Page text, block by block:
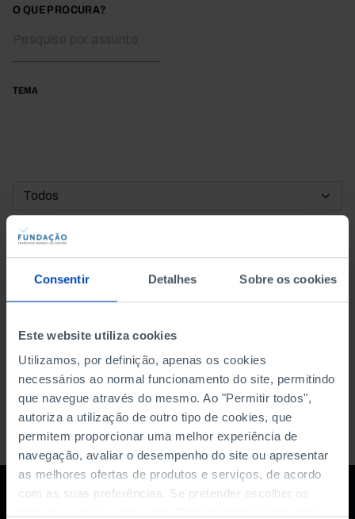
Consentir Detalhes Sobre os cookies
Este website utiliza cookies
Utilizamos, por definição, apenas os cookies
necessários ao normal funcionamento do site, permitindo
que navegue através do mesmo. Ao "Permitir todos",
autoriza a utilização de outro tipo de cookies, que
permitem proporcionar uma melhor experiência de
navegação, avaliar o desempenho do site ou apresentar
as melhores ofertas de produtos e serviços, de acordo
com as suas preferências. Se pretender escolher os
O QUE PROCURA?
TEMA
DATA DE INÍCIO
DATA DE FIM